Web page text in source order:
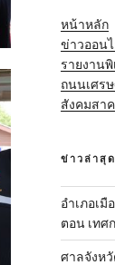
หน้าหลัก
ข่าวออน
รายงานพิ
ถนนเศร
สังคมสา
ข่าวล่าสุด
อำเภอเมื
ตอน เทศ
ศาลจังห